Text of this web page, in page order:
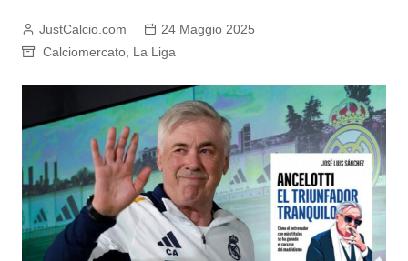
JustCalcio.com
24 Maggio 2025
Calciomercato, La Liga